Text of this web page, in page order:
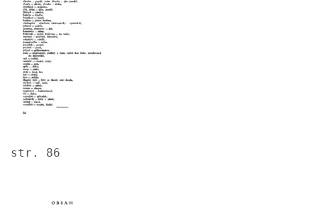
str. 86